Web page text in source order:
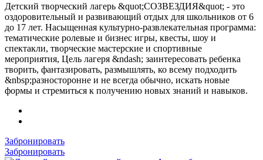
Детский творческий лагерь &quot;СОЗВЕЗДИЯ&quot; - это
оздоровительный и развивающий отдых для школьников от 6
до 17 лет. Насыщенная культурно-развлекательная программа:
тематические ролевые и бизнес игры, квесты, шоу и
спектакли, творческие мастерские и спортивные
мероприятия, Цель лагеря &ndash; заинтересовать ребенка
творить, фантазировать, размышлять, ко всему подходить
&nbsp;разносторонне и не всегда обычно, искать новые
формы и стремиться к получению новых знаний и навыков.
Забронировать
Забронировать